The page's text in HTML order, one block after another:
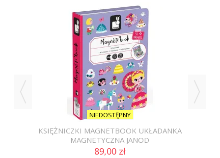
NIEDOSTĘPNY
KSIĘŻNICZKI MAGNETBOOK UKŁADANKA
MAGNETYCZNA JANOD
89,00 zł